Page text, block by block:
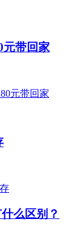
元带回家
么区别？